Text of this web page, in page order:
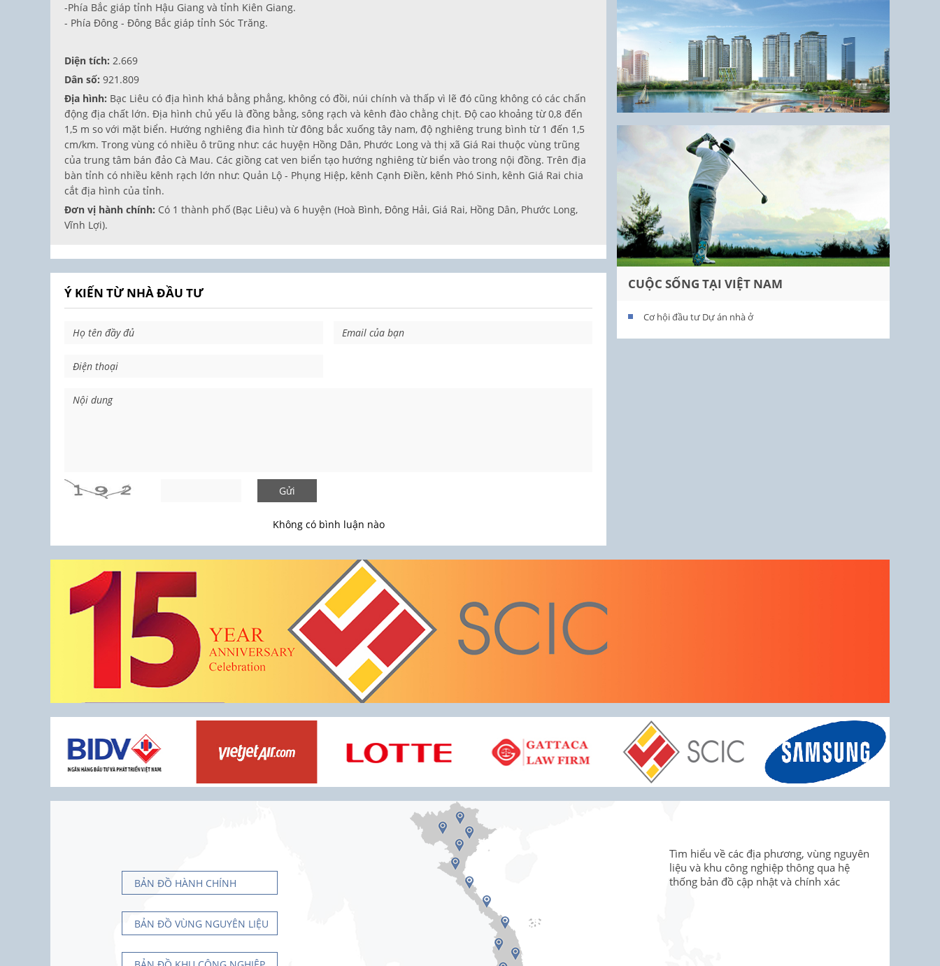
-Phía Bắc giáp tỉnh Hậu Giang và tỉnh Kiên Giang.
- Phía Đông - Đông Bắc giáp tỉnh Sóc Trăng.
Diện tích: 2.669
Dân số: 921.809
Địa hình: Bạc Liêu có địa hình khá bằng phẳng, không có đồi, núi chính và thấp vì lẽ đó cũng không có các chấn
động địa chất lớn. Địa hình chủ yếu là đồng bằng, sông rạch và kênh đào chằng chịt. Độ cao khoảng từ 0,8 đến
1,5 m so với mặt biển. Hướng nghiêng đia hình từ đông bắc xuống tây nam, độ nghiêng trung bình từ 1 đến 1,5
cm/km. Trong vùng có nhiều ô trũng như: các huyện Hồng Dân, Phước Long và thị xã Giá Rai thuộc vùng trũng
của trung tâm bán đảo Cà Mau. Các giồng cat ven biển tạo hướng nghiêng từ biển vào trong nội đồng. Trên địa
bàn tỉnh có nhiều kênh rạch lớn như: Quản Lộ - Phụng Hiệp, kênh Cạnh Điền, kênh Phó Sinh, kênh Giá Rai chia
cắt địa hình của tỉnh.
Đơn vị hành chính: Có 1 thành phố (Bạc Liêu) và 6 huyện (Hoà Bình, Đông Hải, Giá Rai, Hồng Dân, Phước Long,
Vĩnh Lợi).
Ý KIẾN TỪ NHÀ ĐẦU TƯ
Gửi
Không có bình luận nào
CUỘC SỐNG TẠI VIỆT NAM
Cơ hội đầu tư Dự án nhà ở
BẢN ĐỒ HÀNH CHÍNH
BẢN ĐỒ VÙNG NGUYÊN LIỆU
Tìm hiểu về các địa phương, vùng nguyên
liệu và khu công nghiệp thông qua hệ
thống bản đồ cập nhật và chính xác